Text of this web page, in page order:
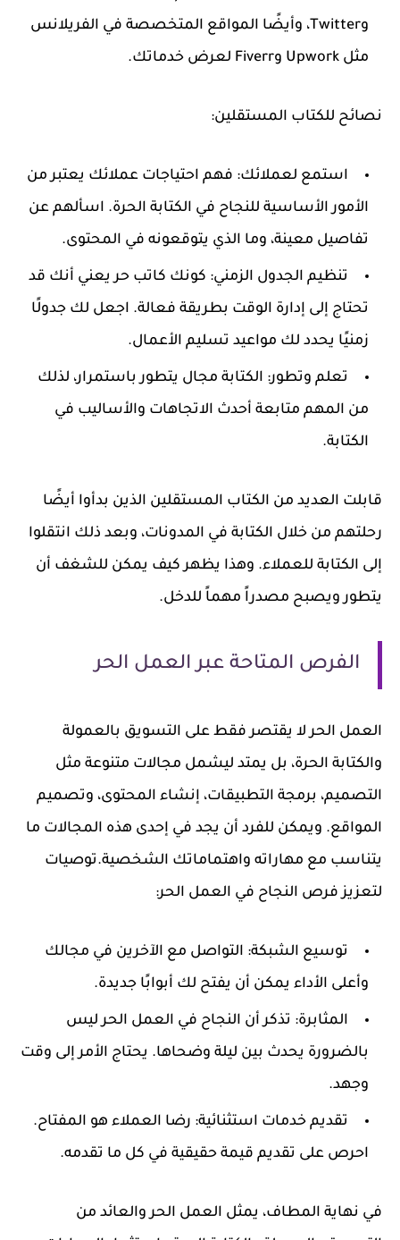
وTwitter، وأيضًا المواقع المتخصصة في الفريلانس
مثل Upwork وFiverr لعرض خدماتك.
نصائح للكتاب المستقلين:
استمع لعملائك: فهم احتياجات عملائك يعتبر من
الأمور الأساسية للنجاح في الكتابة الحرة. اسألهم عن
تفاصيل معينة، وما الذي يتوقعونه في المحتوى.
تنظيم الجدول الزمني: كونك كاتب حر يعني أنك قد
تحتاج إلى إدارة الوقت بطريقة فعالة. اجعل لك جدولًا
زمنيًا يحدد لك مواعيد تسليم الأعمال.
تعلم وتطور: الكتابة مجال يتطور باستمرار، لذلك
من المهم متابعة أحدث الاتجاهات والأساليب في
الكتابة.
قابلت العديد من الكتاب المستقلين الذين بدأوا أيضًا
رحلتهم من خلال الكتابة في المدونات، وبعد ذلك انتقلوا
إلى الكتابة للعملاء. وهذا يظهر كيف يمكن للشغف أن
يتطور ويصبح مصدراً مهماً للدخل.
الفرص المتاحة عبر العمل الحر
العمل الحر لا يقتصر فقط على التسويق بالعمولة
والكتابة الحرة، بل يمتد ليشمل مجالات متنوعة مثل
التصميم، برمجة التطبيقات، إنشاء المحتوى، وتصميم
المواقع. ويمكن للفرد أن يجد في إحدى هذه المجالات ما
يتناسب مع مهاراته واهتماماتك الشخصية.توصيات
لتعزيز فرص النجاح في العمل الحر:
توسيع الشبكة: التواصل مع الآخرين في مجالك
وأعلى الأداء يمكن أن يفتح لك أبوابًا جديدة.
المثابرة: تذكر أن النجاح في العمل الحر ليس
بالضرورة يحدث بين ليلة وضحاها. يحتاج الأمر إلى وقت
وجهد.
تقديم خدمات استثنائية: رضا العملاء هو المفتاح.
احرص على تقديم قيمة حقيقية في كل ما تقدمه.
في نهاية المطاف، يمثل العمل الحر والعائد من